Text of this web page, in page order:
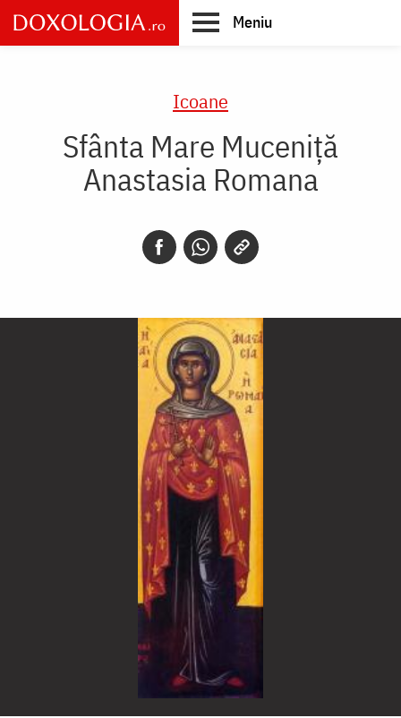
Skip
to
main
Meniu
Icoane
Sfânta Mare Muceniță
Anastasia Romana